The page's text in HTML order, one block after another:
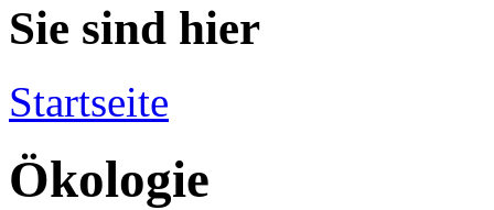
Sie sind hier
Startseite
Ökologie